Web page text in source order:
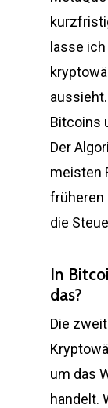
lasse
Bitcoins
Der
meisten
früheren
die
In
das?
Die
um das
handelt.